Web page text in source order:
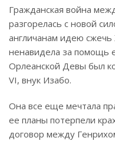
Гражданская война
разгорелась с новой
англичанам идею
ненавидела за помощь
Орлеанской Девы был
VI, внук Изабо.
Она все еще мечтала
ее планы потерпели
договор между